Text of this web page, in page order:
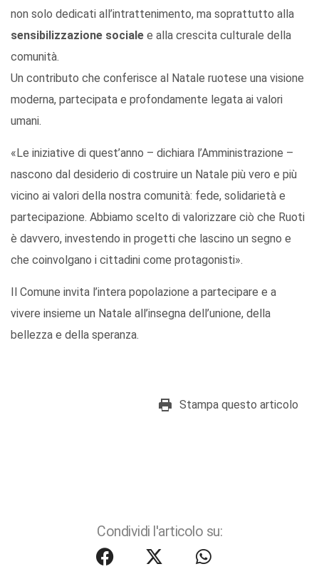
non solo dedicati all’intrattenimento, ma soprattutto alla
sensibilizzazione sociale e alla crescita culturale della
comunità.
Un contributo che conferisce al Natale ruotese una visione
moderna, partecipata e profondamente legata ai valori
umani.
«Le iniziative di quest’anno – dichiara l’Amministrazione –
nascono dal desiderio di costruire un Natale più vero e più
vicino ai valori della nostra comunità: fede, solidarietà e
partecipazione. Abbiamo scelto di valorizzare ciò che Ruoti
è davvero, investendo in progetti che lascino un segno e
che coinvolgano i cittadini come protagonisti».
Il Comune invita l’intera popolazione a partecipare e a
vivere insieme un Natale all’insegna dell’unione, della
bellezza e della speranza.
Stampa questo articolo
Condividi l'articolo su: